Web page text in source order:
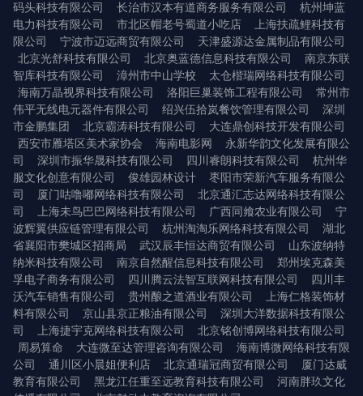
码头科技有限公司
长治市汉本有道商务服务有限公司
杭州坤蓝
电力科技有限公司
市北区帽老号蜀道小吃店
上海扶疏鲤科技有
限公司
宁波市迈远商贸有限公司
天津盛源达金属制品有限公司
北京光舒科技有限公司
北京奥蓝德信息科技有限公司
南京东联
智库科技有限公司
漳州市中山学校
太仓楷瑞网络科技有限公司
海南万晶视界科技有限公司
洛阳巨巢装饰工程有限公司
常州市
伟平无线电元器件有限公司
绍兴伍拾岚餐饮管理有限公司
深圳
市金鹏集团
北京霸涛科技有限公司
大连鼎创科技开发有限公司
西安市雁塔区美术家协会
海南电影网
永新华韵文化发展有限公
司
深圳市振华晟科技有限公司 四川睿朗科技有限公司
杭州华
服文化创意有限公司
俊雄园林设计
枣阳市荣新汽车服务有限公
司
厦门咕噜嘟网络科技有限公司
北京通汇志达网络科技有限公
司
上海未鸟巴巴网络科技有限公司 广西同飨农业有限公司
宁
波辉翼供应链管理有限公司
杭州淘淘乐网络科技有限公司
湖北
省襄阳市樊城区招商局
武汉辰丰恒达商贸有限公司
山东波纳特
纳米科技有限公司
南京自然醒信息科技有限公司
郑州埃克森美
孚电子商务有限公司
四川腾云法智互联网科技有限公司
四川丰
沃汽车销售有限公司
贵州酿之道酒业有限公司
上海仁格装饰材
料有限公司
京山县京正粮油有限公司
深圳大洋数据科技有限公
司
上海捷宇克网络科技有限公司
北京铭创博网络科技有限公司
周易算命
大连微至达管理咨询有限公司
海南博微网络科技有限
公司
通川区小晨姐便利店 北京通瑞冠商贸有限公司
厦门达威
教育有限公司
黑龙江任重至远教育科技有限公司
河南胖玖文化